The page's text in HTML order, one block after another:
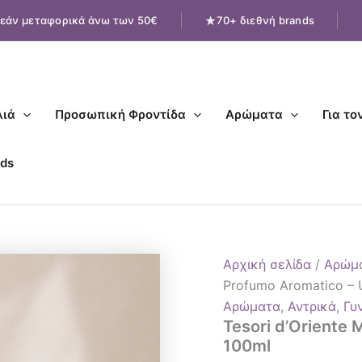
μεταφορικά άνω των 50€ 70+ διεθνή brands
Προσωπική Φροντίδα Αρώματα Για
Αρχική σελίδα /
Profumo Aromatico –
Αρώματα,Αντρικά,
Tesori d’Oriente
100ml
d'Oriente
Muschio
Unisex